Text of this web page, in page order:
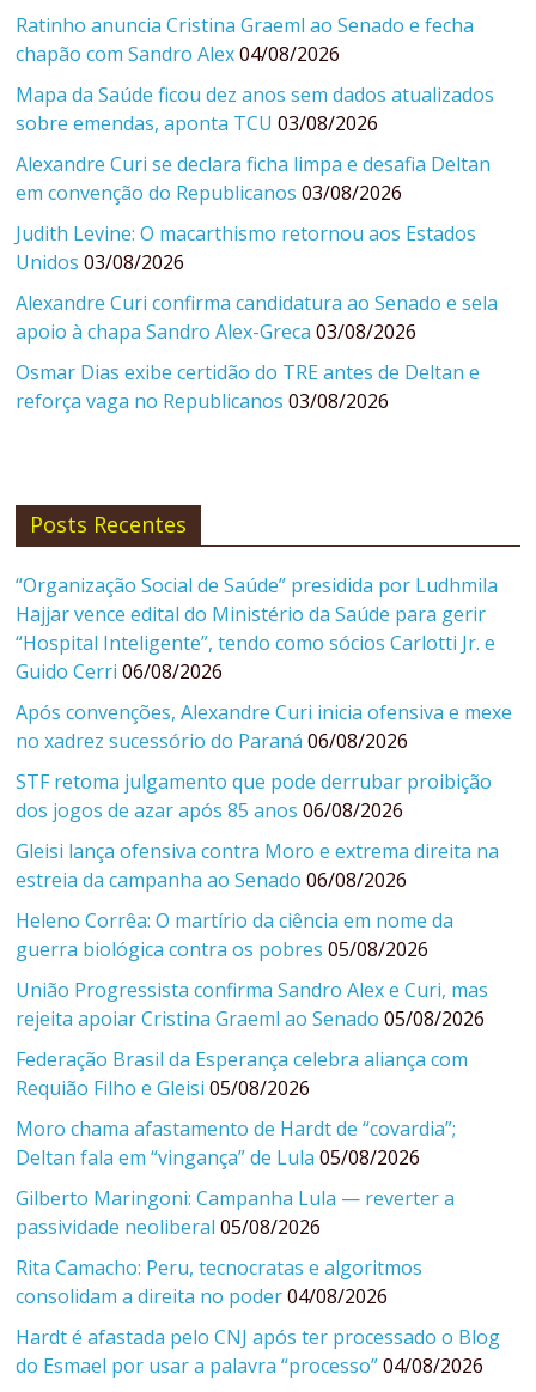
Ratinho anuncia Cristina Graeml ao Senado e fecha
chapão com Sandro Alex 04/08/2026
Mapa da Saúde ficou dez anos sem dados atualizados
sobre emendas, aponta TCU 03/08/2026
Alexandre Curi se declara ficha limpa e desafia Deltan
em convenção do Republicanos 03/08/2026
Judith Levine: O macarthismo retornou aos Estados
Unidos 03/08/2026
Alexandre Curi confirma candidatura ao Senado e sela
apoio à chapa Sandro Alex-Greca 03/08/2026
Osmar Dias exibe certidão do TRE antes de Deltan e
reforça vaga no Republicanos 03/08/2026
Posts Recentes
“Organização Social de Saúde” presidida por Ludhmila
Hajjar vence edital do Ministério da Saúde para gerir
“Hospital Inteligente”, tendo como sócios Carlotti Jr. e
Guido Cerri 06/08/2026
Após convenções, Alexandre Curi inicia ofensiva e mexe
no xadrez sucessório do Paraná 06/08/2026
STF retoma julgamento que pode derrubar proibição
dos jogos de azar após 85 anos 06/08/2026
Gleisi lança ofensiva contra Moro e extrema direita na
estreia da campanha ao Senado 06/08/2026
Heleno Corrêa: O martírio da ciência em nome da
guerra biológica contra os pobres 05/08/2026
União Progressista confirma Sandro Alex e Curi, mas
rejeita apoiar Cristina Graeml ao Senado 05/08/2026
Federação Brasil da Esperança celebra aliança com
Requião Filho e Gleisi 05/08/2026
Moro chama afastamento de Hardt de “covardia”;
Deltan fala em “vingança” de Lula 05/08/2026
Gilberto Maringoni: Campanha Lula — reverter a
passividade neoliberal 05/08/2026
Rita Camacho: Peru, tecnocratas e algoritmos
consolidam a direita no poder 04/08/2026
Hardt é afastada pelo CNJ após ter processado o Blog
do Esmael por usar a palavra “processo” 04/08/2026